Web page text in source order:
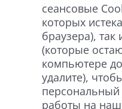
сеансовые
которых
браузера),
(которые
компьютере
удалите),
работы на